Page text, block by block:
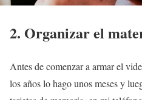
2. Organizar el
Antes de comenzar a armar el
los años lo hago unos meses y